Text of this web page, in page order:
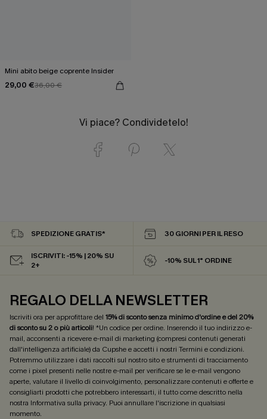
Mini abito beige coprente Insider
29,00 €36,00 €
Vi piace? Condividetelo!
SPEDIZIONE GRATIS* 30 GIORNI PER IL RESO
ISCRIVITI: -15% | 20% SU
2+
-10% SUL 1° ORDINE
REGALO DELLA NEWSLETTER
Iscriviti ora per approfittare del 15% di sconto senza minimo d'ordine e del 20%
di sconto su 2 o più articoli! *Un codice per ordine. Inserendo il tuo indirizzo e-
mail, acconsenti a ricevere e-mail di marketing (compresi contenuti generati
dall'intelligenza artificiale) da Cupshe e accetti i nostri Termini e condizioni.
Potremmo utilizzare i dati raccolti sul nostro sito e strumenti di tracciamento
come i pixel presenti nelle nostre e-mail per verificare se le e-mail vengono
aperte, valutare il livello di coinvolgimento, personalizzare contenuti e offerte e
consigliarti prodotti che potrebbero interessarti, il tutto come descritto nella
nostra Informativa sulla privacy. Puoi annullare l'iscrizione in qualsiasi
momento.